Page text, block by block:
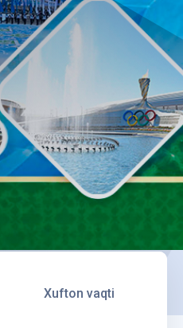
Xufton vaqti